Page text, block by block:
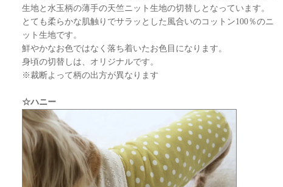
生地と水玉柄の薄手の天竺ニット生地の切替しとなっています。
とても柔らかな肌触りでサラッとした風合いのコットン100％のニ
ット生地です。
鮮やかなお色ではなく落ち着いたお色目になります。
身頃の切替しは、オリジナルです。
※裁断よって柄の出方が異なります
☆ハニー